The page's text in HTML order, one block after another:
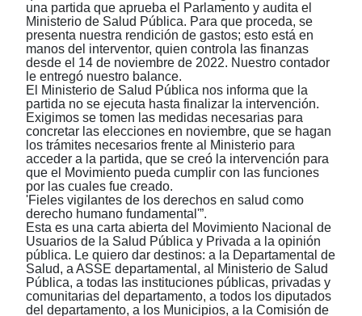
una partida que aprueba el Parlamento y audita el
Ministerio de Salud Pública. Para que proceda, se
presenta nuestra rendición de gastos; esto está en
manos del interventor, quien controla las finanzas
desde el 14 de noviembre de 2022. Nuestro contador
le entregó nuestro balance.
El Ministerio de Salud Pública nos informa que la
partida no se ejecuta hasta finalizar la intervención.
Exigimos se tomen las medidas necesarias para
concretar las elecciones en noviembre, que se hagan
los trámites necesarios frente al Ministerio para
acceder a la partida, que se creó la intervención para
que el Movimiento pueda cumplir con las funciones
por las cuales fue creado.
'Fieles vigilantes de los derechos en salud como
derecho humano fundamental'”.
Esta es una carta abierta del Movimiento Nacional de
Usuarios de la Salud Pública y Privada a la opinión
pública. Le quiero dar destinos: a la Departamental de
Salud, a ASSE departamental, al Ministerio de Salud
Pública, a todas las instituciones públicas, privadas y
comunitarias del departamento, a todos los diputados
del departamento, a los Municipios, a la Comisión de